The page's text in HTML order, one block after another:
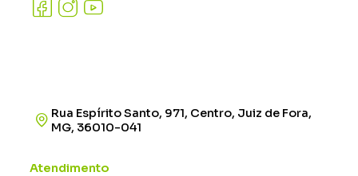
Rua Espírito Santo, 971, Centro, Juiz de Fora,
MG, 36010-041
Atendimento